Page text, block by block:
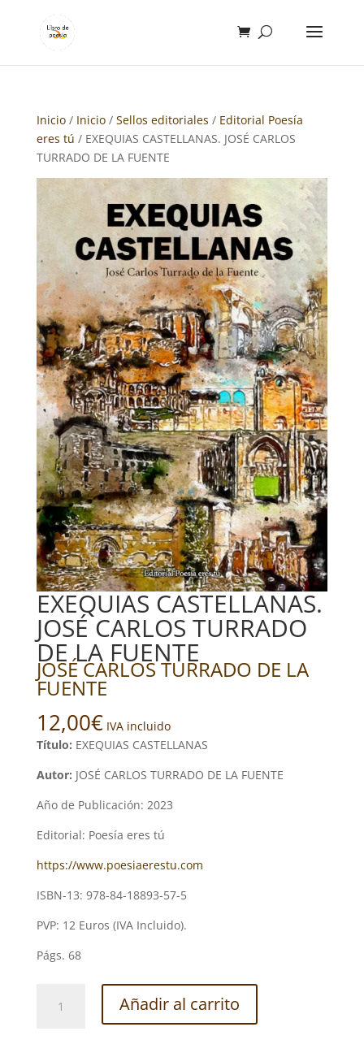
Inicio/ Inicio/ Sellos editoriales / Editorial Poesía
eres tú / EXEQUIAS CASTELLANAS. JOSÉ CARLOS
TURRADO DE LA FUENTE
EXEQUIAS CASTELLANAS.
JOSÉ CARLOS TURRADO
DE LA FUENTE
JOSÉ CARLOS TURRADO DE LA
FUENTE
12,00€ IVA incluido
Título: EXEQUIAS CASTELLANAS
Autor: JOSÉ CARLOS TURRADO DE LA FUENTE
Año de Publicación: 2023
Editorial: Poesía eres tú
https://www.poesiaerestu.com
ISBN-13: 978-84-18893-57-5
PVP: 12 Euros (IVA Incluido).
Págs. 68
CASTELLANAS.
Añadir al carrito